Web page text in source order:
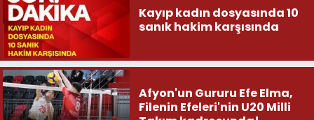
Kayıp kadın dosyasında 10
sanık hakim karşısında
Afyon'un Gururu Efe Elma,
Filenin Efeleri'nin U20 Milli